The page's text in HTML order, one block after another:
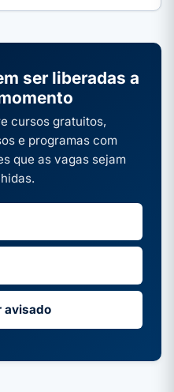
ser liberadas a
cursos gratuitos,
e programas com
que as vagas sejam
avisado